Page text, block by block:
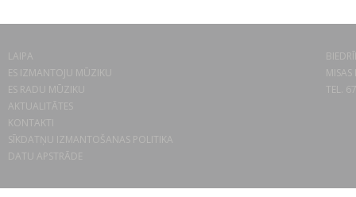
LAIPA
ES IZMANTOJU MŪZIKU
ES RADU MŪZIKU
AKTUALITĀTES
KONTAKTI
SĪKDATŅU IZMANTOŠANAS POLITIKA
DATU APSTRĀDE
TEL.